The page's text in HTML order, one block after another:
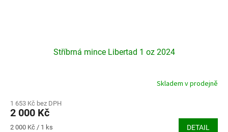
Stříbrná mince Libertad 1 oz 2024
produktu
je
3,9
Skladem v prodejně
1 653 Kč bez DPH
2 000 Kč
Měrná
2 000 Kč / 1 ks DETAIL